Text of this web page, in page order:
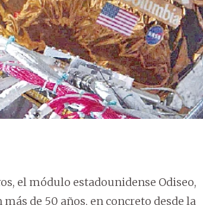
el módulo estadounidense Odiseo,
de 50 años, en concreto desde la